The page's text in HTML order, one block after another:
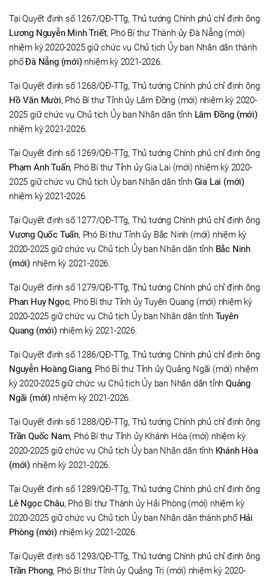
Tại Quyết định số 1267/QĐ-TTg, Thủ tướng Chính phủ chỉ định ông
Lương Nguyễn Minh Triết, Phó Bí thư Thành ủy Đà Nẵng (mới)
nhiệm kỳ 2020-2025 giữ chức vụ Chủ tịch Ủy ban Nhân dân thành
phốĐà Nẵng (mới)nhiệm kỳ 2021-2026.
Tại Quyết định số 1268/QĐ-TTg, Thủ tướng Chính phủ chỉ định ông
Hồ Văn Mười, Phó Bí thư Tỉnh ủy Lâm Đồng (mới) nhiệm kỳ 2020-
2025 giữ chức vụ Chủ tịch Ủy ban Nhân dân tỉnh Lâm Đồng (mới)
nhiệm kỳ 2021-2026.
Tại Quyết định số 1269/QĐ-TTg, Thủ tướng Chính phủ chỉ định ông
Phạm Anh Tuấn, Phó Bí thư Tỉnh ủy Gia Lai (mới) nhiệm kỳ 2020-
2025 giữ chức vụ Chủ tịch Ủy ban Nhân dân tỉnh Gia Lai (mới)
nhiệm kỳ 2021-2026.
Tại Quyết định số 1277/QĐ-TTg, Thủ tướng Chính phủ chỉ định ông
Vương Quốc Tuấn, Phó Bí thư Tỉnh ủy Bắc Ninh (mới) nhiệm kỳ
2020-2025 giữ chức vụ Chủ tịch Ủy ban Nhân dân tỉnh Bắc Ninh
(mới) nhiệm kỳ 2021-2026.
Tại Quyết định số 1279/QĐ-TTg, Thủ tướng Chính phủ chỉ định ông
Phan Huy Ngọc, Phó Bí thư Tỉnh ủy Tuyên Quang (mới) nhiệm kỳ
2020-2025 giữ chức vụ Chủ tịch Ủy ban Nhân dân tỉnh Tuyên
Quang (mới)nhiệm kỳ 2021-2026.
Tại Quyết định số 1286/QĐ-TTg, Thủ tướng Chính phủ chỉ định ông
Nguyễn Hoàng Giang, Phó Bí thư Tỉnh ủy Quảng Ngãi (mới) nhiệm
kỳ 2020-2025 giữ chức vụ Chủ tịch Ủy ban Nhân dân tỉnh Quảng
Ngãi (mới) nhiệm kỳ 2021-2026.
Tại Quyết định số 1288/QĐ-TTg, Thủ tướng Chính phủ chỉ định ông
Trần Quốc Nam, Phó Bí thư Tỉnh ủy Khánh Hòa (mới) nhiệm kỳ
2020-2025 giữ chức vụ Chủ tịch Ủy ban Nhân dân tỉnh Khánh Hòa
(mới) nhiệm kỳ 2021-2026.
Tại Quyết định số 1289/QĐ-TTg, Thủ tướng Chính phủ chỉ định ông
Lê Ngọc Châu, Phó Bí thư Thành ủy Hải Phòng (mới) nhiệm kỳ
2020-2025 giữ chức vụ Chủ tịch Ủy ban Nhân dân thành phố Hải
Phòng (mới)nhiệm kỳ 2021-2026.
Tại Quyết định số 1293/QĐ-TTg, Thủ tướng Chính phủ chỉ định ông
Trần Phong, Phó Bí thư Tỉnh ủy Quảng Trị (mới) nhiệm kỳ 2020-